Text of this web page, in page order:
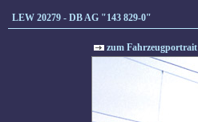
LEW 20279 - DB AG "143 829-0"
zum Fahrzeugportrait